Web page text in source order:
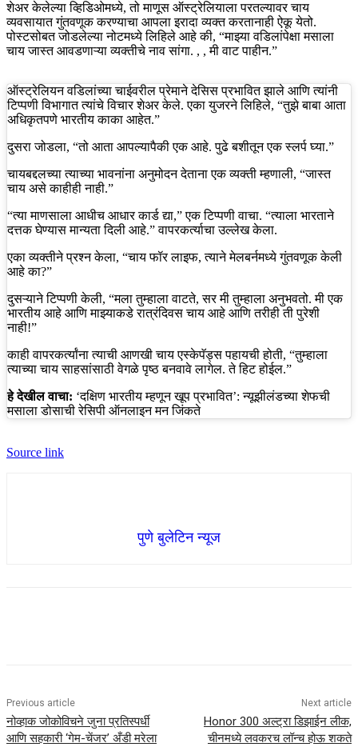
शेअर केलेल्या व्हिडिओमध्ये, तो माणूस ऑस्ट्रेलियाला परतल्यावर चाय
व्यवसायात गुंतवणूक करण्याचा आपला इरादा व्यक्त करतानाही ऐकू येतो.
पोस्टसोबत जोडलेल्या नोटमध्ये लिहिले आहे की, “माझ्या वडिलांपेक्षा मसाला
चाय जास्त आवडणाऱ्या व्यक्तीचे नाव सांगा. , , मी वाट पाहीन.”
ऑस्ट्रेलियन वडिलांच्या चाईवरील प्रेमाने देसिस प्रभावित झाले आणि त्यांनी
टिप्पणी विभागात त्यांचे विचार शेअर केले. एका युजरने लिहिले, “तुझे बाबा आता
अधिकृतपणे भारतीय काका आहेत.”
दुसरा जोडला, “तो आता आपल्यापैकी एक आहे. पुढे बशीतून एक स्लर्प घ्या.”
चायबद्दलच्या त्याच्या भावनांना अनुमोदन देताना एक व्यक्ती म्हणाली, “जास्त
चाय असे काहीही नाही.”
“त्या माणसाला आधीच आधार कार्ड द्या,” एक टिप्पणी वाचा. “त्याला भारताने
दत्तक घेण्यास मान्यता दिली आहे.” वापरकर्त्याचा उल्लेख केला.
एका व्यक्तीने प्रश्न केला, “चाय फॉर लाइफ, त्याने मेलबर्नमध्ये गुंतवणूक केली
आहे का?”
दुसऱ्याने टिप्पणी केली, “मला तुम्हाला वाटते, सर मी तुम्हाला अनुभवतो. मी एक
भारतीय आहे आणि माझ्याकडे रात्रंदिवस चाय आहे आणि तरीही ती पुरेशी
नाही!”
काही वापरकर्त्यांना त्याची आणखी चाय एस्केपॅड्स पहायची होती, “तुम्हाला
त्याच्या चाय साहसांसाठी वेगळे पृष्ठ बनवावे लागेल. ते हिट होईल.”
हे देखील वाचा: ‘दक्षिण भारतीय म्हणून खूप प्रभावित’: न्यूझीलंडच्या शेफची
मसाला डोसाची रेसिपी ऑनलाइन मन जिंकते
Source link
पुणे बुलेटिन न्यूज
Previous article
नोव्हाक जोकोविचने जुना प्रतिस्पर्धी
आणि सहकारी ‘गेम-चेंजर’ अँडी मरेला
Next article
Honor 300 अल्ट्रा डिझाईन लीक,
चीनमध्ये लवकरच लॉन्च होऊ शकते